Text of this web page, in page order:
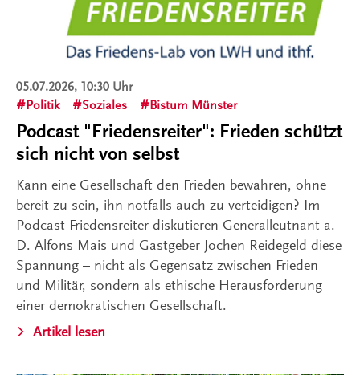
05.07.2026, 10:30 Uhr
Politik
Soziales Bistum Münster
Podcast "Friedensreiter": Frieden schützt
sich nicht von selbst
Kann eine Gesellschaft den Frieden bewahren, ohne
bereit zu sein, ihn notfalls auch zu verteidigen? Im
Podcast Friedensreiter diskutieren Generalleutnant a.
D. Alfons Mais und Gastgeber Jochen Reidegeld diese
Spannung – nicht als Gegensatz zwischen Frieden
und Militär, sondern als ethische Herausforderung
einer demokratischen Gesellschaft.
Artikel lesen